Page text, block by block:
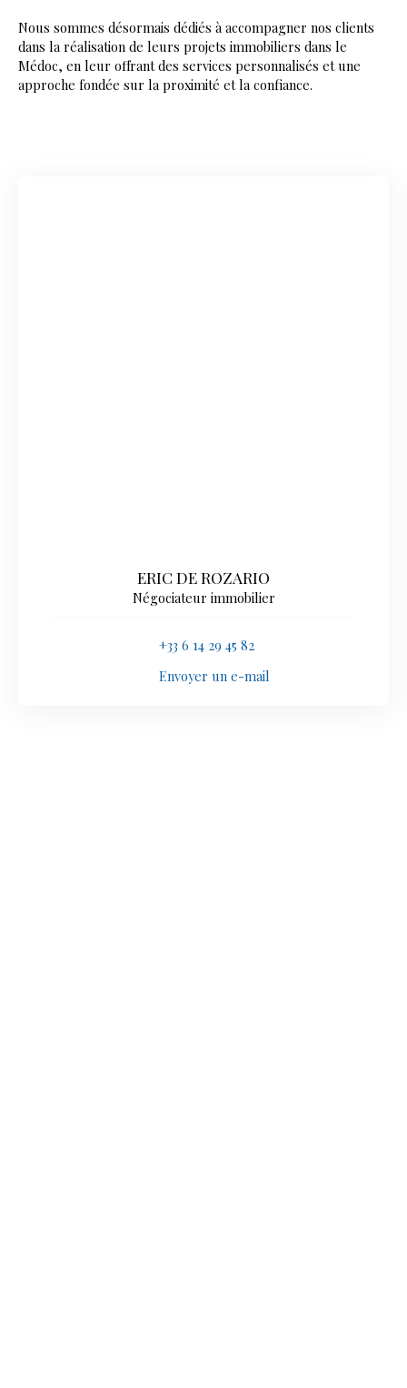
Nous sommes désormais dédiés à accompagner nos clients
dans la réalisation de leurs projets immobiliers dans le
Médoc, en leur offrant des services personnalisés et une
approche fondée sur la proximité et la confiance.
ERIC DE ROZARIO
Négociateur immobilier
+33 6 14 29 45 82
Envoyer un e-mail